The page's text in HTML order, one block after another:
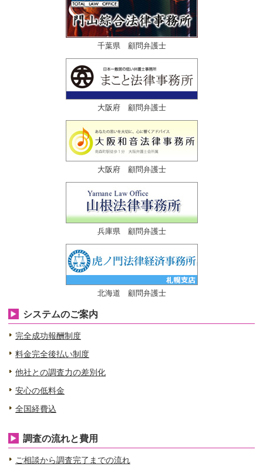
千葉県 顧問弁護士
大阪府 顧問弁護士
大阪府 顧問弁護士
兵庫県 顧問弁護士
北海道 顧問弁護士
システムのご案内
完全成功報酬制度
料金完全後払い制度
他社との調査力の差別化
安心の低料金
全国経費込
調査の流れと費用
ご相談から調査完了までの流れ